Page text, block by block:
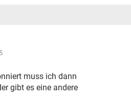
muss ich dann
gibt es eine andere